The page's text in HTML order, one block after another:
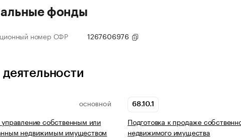
фонды
номер СФР 1267606976
ОСНОВНОЙ
собственным или
недвижимым имуществом
68.10.1
Подготовка к продаже
недвижимого имущества